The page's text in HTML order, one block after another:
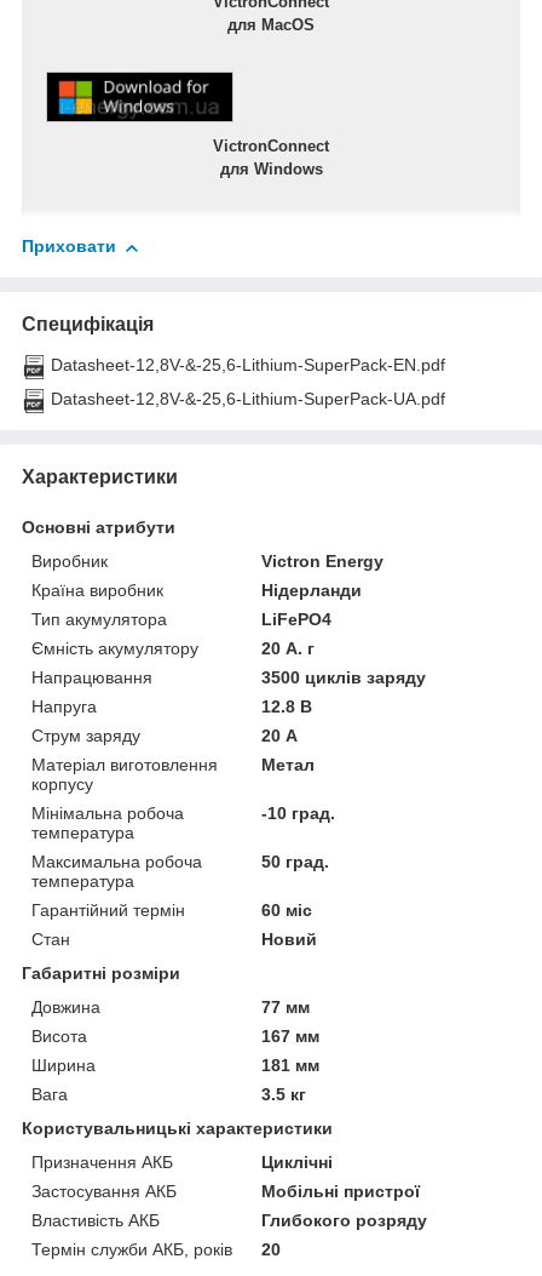
для MacOS
VictronConnect
для Windows
Приховати
Специфікація
Datasheet-12,8V-&-25,6-Lithium-SuperPack-EN.pdf
Datasheet-12,8V-&-25,6-Lithium-SuperPack-UA.pdf
Характеристики
Основні атрибути
Виробник
Victron Energy
Країна виробник
Нідерланди
Тип акумулятора
LiFePO4
Ємність акумулятору
20 А. г
Напрацювання
3500 циклів заряду
Напруга
12.8 В
Струм заряду
20 А
Матеріал виготовлення
корпусу
Метал
Мінімальна робоча
температура
-10 град.
Максимальна робоча
температура
50 град.
Гарантійний термін
60 міс
Стан
Новий
Габаритні розміри
Довжина
77 мм
Висота
167 мм
Ширина
181 мм
Вага
3.5 кг
Користувальницькі характеристики
Призначення АКБ
Циклічні
Застосування АКБ
Мобільні пристрої
Властивість АКБ
Глибокого розряду
Термін служби АКБ, років
20